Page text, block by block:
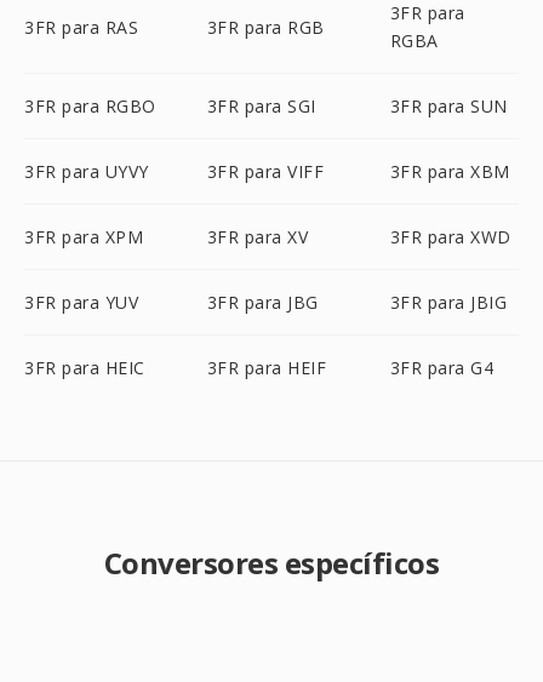
3FR para RAS 3FR para RGB
3FR para
RGBA
3FR para RGBO 3FR para SGI 3FR para SUN
3FR para UYVY 3FR para VIFF 3FR para XBM
3FR para XPM 3FR para XV 3FR para XWD
3FR para YUV 3FR para JBG 3FR para JBIG
3FR para HEIC 3FR para HEIF 3FR para G4
Conversores específicos